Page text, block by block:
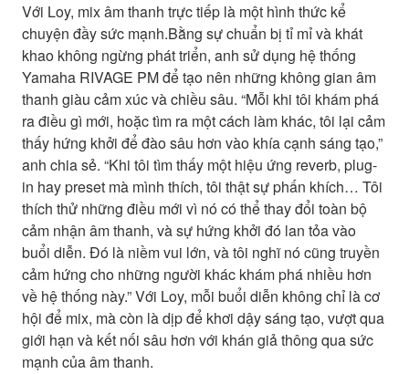
Với Loy, mix âm thanh trực tiếp là một hình thức kể
chuyện đầy sức mạnh.Bằng sự chuẩn bị tỉ mỉ và khát
khao không ngừng phát triển, anh sử dụng hệ thống
Yamaha RIVAGE PM để tạo nên những không gian âm
thanh giàu cảm xúc và chiều sâu. “Mỗi khi tôi khám phá
ra điều gì mới, hoặc tìm ra một cách làm khác, tôi lại cảm
thấy hứng khởi để đào sâu hơn vào khía cạnh sáng tạo,”
anh chia sẻ. “Khi tôi tìm thấy một hiệu ứng reverb, plug-
in hay preset mà mình thích, tôi thật sự phấn khích… Tôi
thích thử những điều mới vì nó có thể thay đổi toàn bộ
cảm nhận âm thanh, và sự hứng khởi đó lan tỏa vào
buổi diễn. Đó là niềm vui lớn, và tôi nghĩ nó cũng truyền
cảm hứng cho những người khác khám phá nhiều hơn
về hệ thống này.” Với Loy, mỗi buổi diễn không chỉ là cơ
hội để mix, mà còn là dịp để khơi dậy sáng tạo, vượt qua
giới hạn và kết nối sâu hơn với khán giả thông qua sức
mạnh của âm thanh.